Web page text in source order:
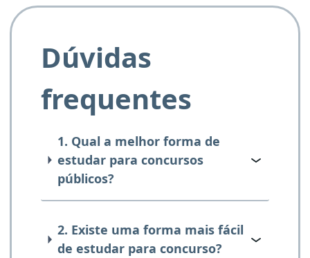
Dúvidas
frequentes
1. Qual a melhor forma de
estudar para concursos
públicos?
2. Existe uma forma mais fácil
de estudar para concurso?